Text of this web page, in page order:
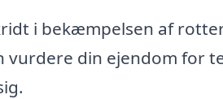
i bekæmpelsen af
vurdere din ejendom for